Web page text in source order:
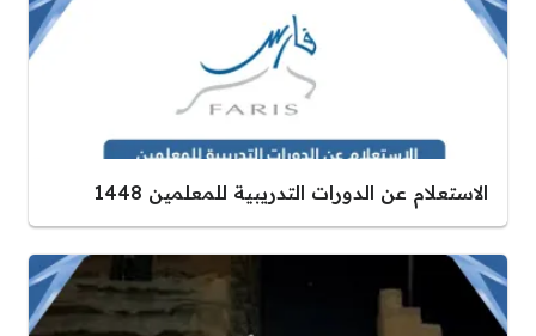
الاستعلام عن الدورات التدريبية للمعلمين 1448